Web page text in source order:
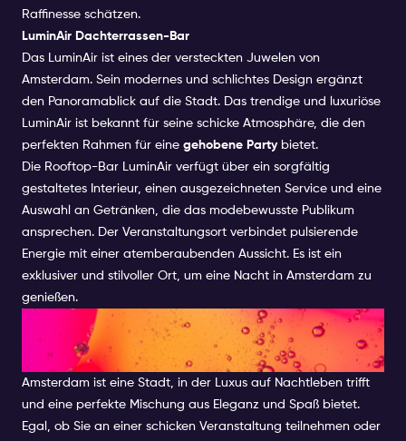
Raffinesse schätzen.
LuminAir Dachterrassen-Bar
Das LuminAir ist eines der versteckten Juwelen von
Amsterdam. Sein modernes und schlichtes Design ergänzt
den Panoramablick auf die Stadt. Das trendige und luxuriöse
LuminAir ist bekannt für seine schicke Atmosphäre, die den
perfekten Rahmen für eine gehobene Party bietet.
Die Rooftop-Bar LuminAir verfügt über ein sorgfältig
gestaltetes Interieur, einen ausgezeichneten Service und eine
Auswahl an Getränken, die das modebewusste Publikum
ansprechen. Der Veranstaltungsort verbindet pulsierende
Energie mit einer atemberaubenden Aussicht. Es ist ein
exklusiver und stilvoller Ort, um eine Nacht in Amsterdam zu
genießen.
Die besten Partylocations in
Amsterdam
Amsterdam ist eine Stadt, in der Luxus auf Nachtleben trifft
und eine perfekte Mischung aus Eleganz und Spaß bietet.
Egal, ob Sie an einer schicken Veranstaltung teilnehmen oder